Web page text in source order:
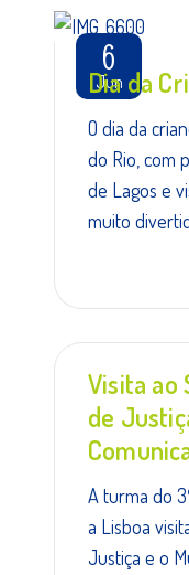
6
Jun
Dia da
O dia da
do Rio, com
de Lagos e
muito
Visita ao
de
A turma do
a Lisboa
Justiça e o